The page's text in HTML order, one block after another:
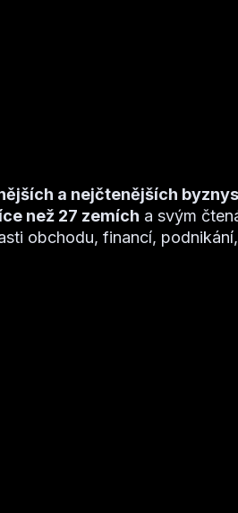
a nejčtenějších
než 27 zemích a svým
obchodu, financí,